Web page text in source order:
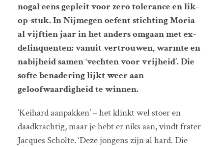
nogal eens gepleit voor zero tolerance en lik-
op-stuk. In Nijmegen oefent stichting Moria
al vijftien jaar in het anders omgaan met ex-
delinquenten: vanuit vertrouwen, warmte en
nabijheid samen ‘vechten voor vrijheid’. Die
softe benadering lijkt weer aan
geloofwaardigheid te winnen.
‘Keihard aanpakken’ – het klinkt wel stoer en
daadkrachtig, maar je hebt er niks aan, vindt frater
Jacques Scholte. ‘Deze jongens zijn al hard. Die